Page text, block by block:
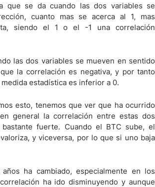
que se da cuando las dos variables se
cuanto mas se acerca al 1, mas
siendo el 1 o el -1 una correlación
las dos variables se mueven en sentido
la correlación es negativa, y por tanto
estadística es inferior a 0.
esto, tenemos que ver que ha ocurrido
general la correlación entre estas dos
bastante fuerte. Cuando el BTC sube, el
y viceversa, por lo que si uno baja
ha cambiado, especialmente en los
ha ido disminuyendo y aunque